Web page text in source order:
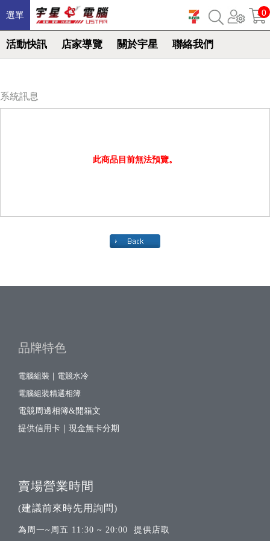
選單
活動快訊 店家導覽 關於宇星 聯絡我們
0
系統訊息
此商品目前無法預覽。
品牌特色
電腦組裝｜電競水冷
電腦組裝精選相簿
電競周邊相簿&開箱文
提供信用卡｜現金無卡分期
賣場營業時間
(建議前來時先用詢問)
為周一~周五 11:30 ~ 20:00 提供店取